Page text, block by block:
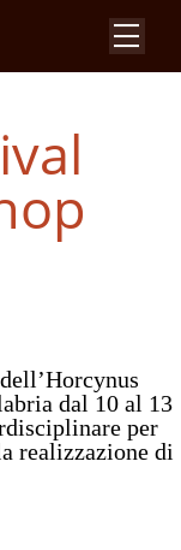
dal 10 al 13
per
realizzazione di